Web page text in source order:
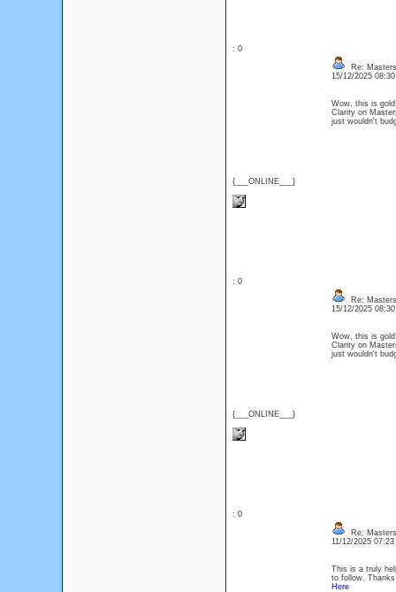
: 0
{___ONLINE___}
Re:
15/12/2025
Wow, this is
Clarity on
just wouldn't
: 0
{___ONLINE___}
Re:
15/12/2025
Wow, this is
Clarity on
just wouldn't
: 0
Re:
11/12/2025
This is a truly
to follow.
Here